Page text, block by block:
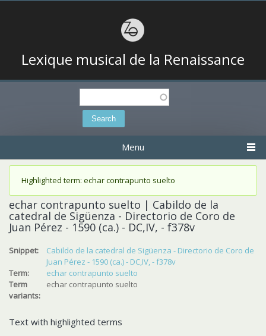
Lexique musical de la Renaissance
Search
Menu
Status message
Highlighted term: echar contrapunto suelto
echar contrapunto suelto | Cabildo de la
catedral de Sigüenza - Directorio de Coro de
Juan Pérez - 1590 (ca.) - DC,IV, - f378v
Snippet:
Cabildo de la catedral de Sigüenza - Directorio de Coro de
Juan Pérez - 1590 (ca.) - DC,IV, - f378v
Term:
echar contrapunto suelto
Term
variants:
echar contrapunto suelto
Text with highlighted terms